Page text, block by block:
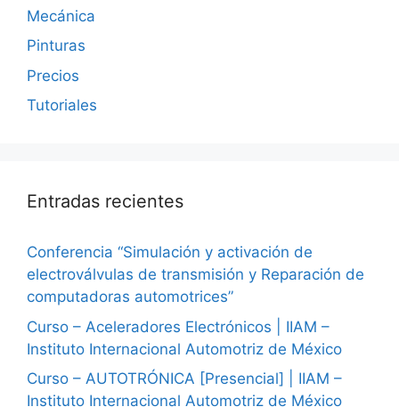
Mecánica
Pinturas
Precios
Tutoriales
Entradas recientes
Conferencia “Simulación y activación de
electroválvulas de transmisión y Reparación de
computadoras automotrices”
Curso – Aceleradores Electrónicos | IIAM –
Instituto Internacional Automotriz de México
Curso – AUTOTRÓNICA [Presencial] | IIAM –
Instituto Internacional Automotriz de México